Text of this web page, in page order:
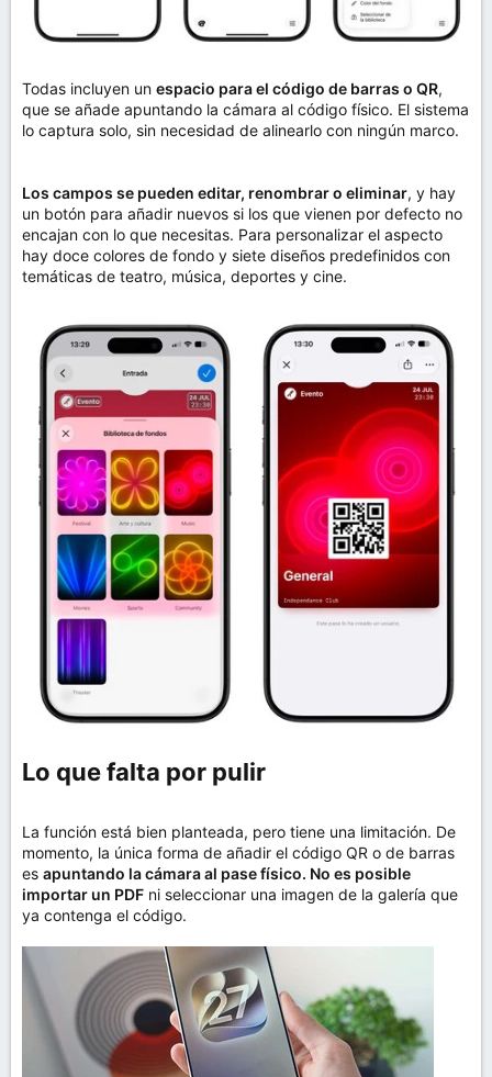
Todas incluyen un espacio para el código de barras o QR,
que se añade apuntando la cámara al código físico. El sistema
lo captura solo, sin necesidad de alinearlo con ningún marco.
Los campos se pueden editar, renombrar o eliminar, y hay
un botón para añadir nuevos si los que vienen por defecto no
encajan con lo que necesitas. Para personalizar el aspecto
hay doce colores de fondo y siete diseños predefinidos con
temáticas de teatro, música, deportes y cine.
Lo que falta por pulir​
La función está bien planteada, pero tiene una limitación. De
momento, la única forma de añadir el código QR o de barras
es apuntando la cámara al pase físico. No es posible
importar un PDF ni seleccionar una imagen de la galería que
ya contenga el código.